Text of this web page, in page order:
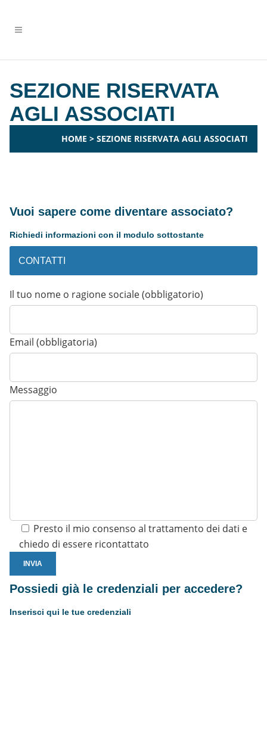
SEZIONE RISERVATA
AGLI ASSOCIATI
HOME > SEZIONE RISERVATA AGLI ASSOCIATI
Vuoi sapere come diventare associato?
Richiedi informazioni con il modulo sottostante
CONTATTI
Il tuo nome o ragione sociale (obbligatorio)
Email (obbligatoria)
Messaggio
Presto il mio consenso al trattamento dei dati e
chiedo di essere ricontattato
Possiedi già le credenziali per accedere?
Inserisci qui le tue credenziali